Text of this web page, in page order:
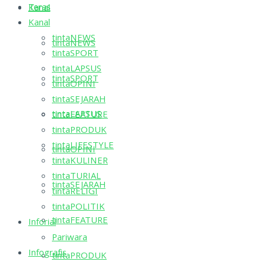
Kanal
tintaNEWS
tintaSPORT
tintaLAPSUS
tintaOPINI
tintaSEJARAH
tintaFEATURE
tintaPRODUK
Teras
Kanal
tintaNEWS
tintaSPORT
tintaLAPSUS
tintaOPINI
tintaSEJARAH
tintaFEATURE
tintaPRODUK
tintaLIFESTYLE
tintaKULINER
tintaTURIAL
tintaRELIGI
tintaPOLITIK
Inforial
Pariwara
Infografis